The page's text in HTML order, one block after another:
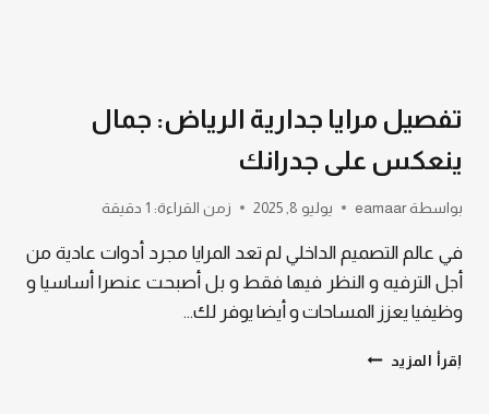
في
مدة
قياسية
تفصيل مرايا جدارية الرياض: جمال
ينعكس على جدرانك
بواسطة eamaar يوليو 8, 2025 زمن القراءة: 1 دقيقة
في عالم التصميم الداخلي لم تعد المرايا مجرد أدوات عادية من
أجل الترفيه و النظر فيها فقط و بل أصبحت عنصرا أساسيا و
وظيفيا يعزز المساحات و أيضا يوفر لك…
إقرأ المزيد تفصيل